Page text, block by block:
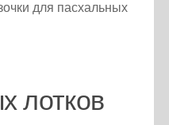
для пасхальных
лотков